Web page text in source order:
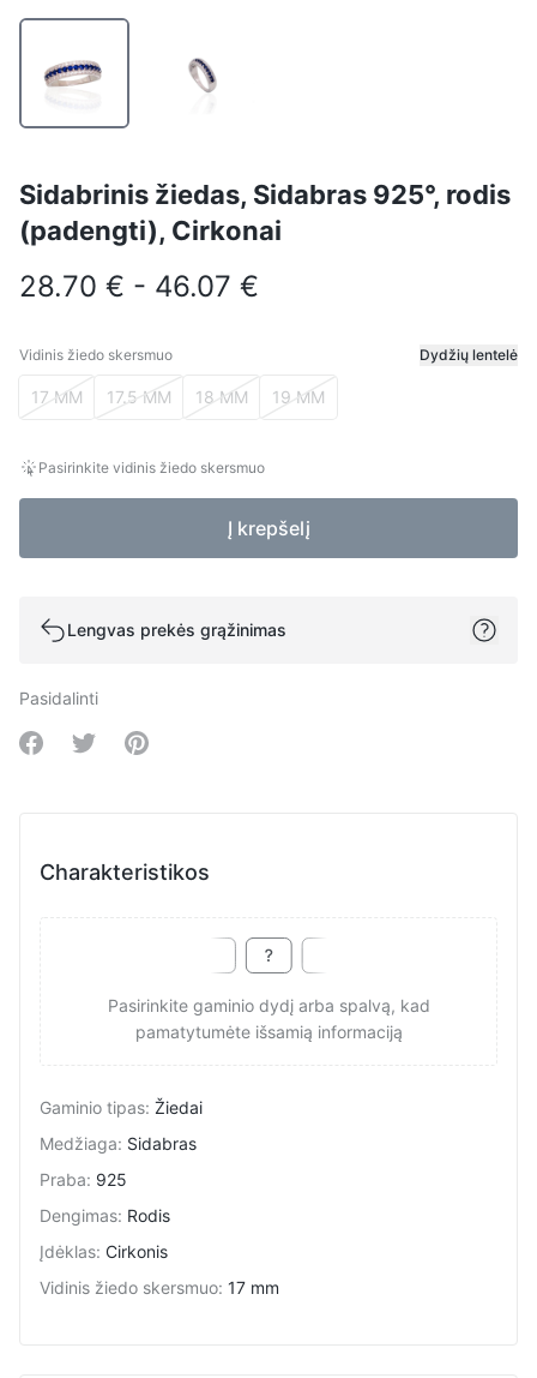
Sidabrinis žiedas, Sidabras 925°, rodis
(padengti), Cirkonai
28.70 € - 46.07 €
Vidinis žiedo skersmuo Dydžių lentelė
Vidinis žiedo skersmuo
17 MM 17.5 MM 18 MM 19 MM
Pasirinkite vidinis žiedo skersmuo
Į krepšelį
Lengvas prekės grąžinimas
Pasidalinti
Share on Facebook
Share on Twitter
Share on Pinterest
Charakteristikos
Pasirinkite gaminio dydį arba spalvą, kad
pamatytumėte išsamią informaciją
Gaminio tipas: Žiedai
Medžiaga: Sidabras
Praba: 925
Dengimas: Rodis
Įdėklas: Cirkonis
Vidinis žiedo skersmuo: 17 mm